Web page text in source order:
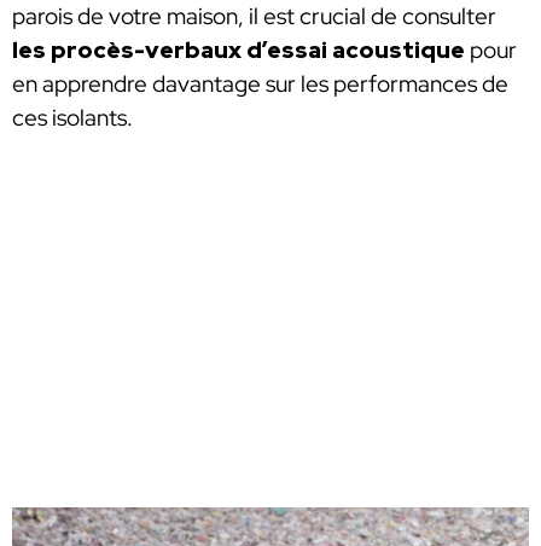
parois de votre maison, il est crucial de consulter
les procès-verbaux d’essai acoustique pour
en apprendre davantage sur les performances de
ces isolants.